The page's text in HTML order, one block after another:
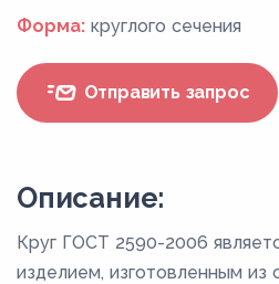
Форма: круглого сечения
Отправить запрос
Описание:
Круг ГОСТ 2590-2006
изделием, изготовленным из